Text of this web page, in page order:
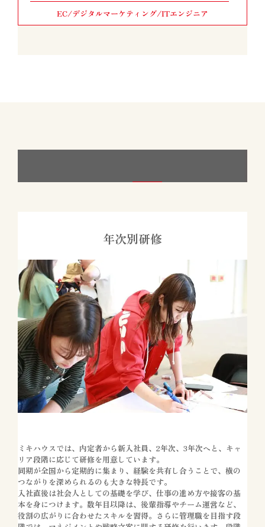
EC/デジタルマーケティング/ITエンジニア
年次別研修
ミキハウスでは、内定者から新入社員、2年次、3年次へと、キャ
リア段階に応じて研修を用意しています。
同期が全国から定期的に集まり、経験を共有し合うことで、横の
つながりを深められるのも大きな特長です。
入社直後は社会人としての基礎を学び、仕事の進め方や接客の基
本を身につけます。数年目以降は、後輩指導やチーム運営など、
役割の広がりに合わせたスキルを習得。さらに管理職を目指す段